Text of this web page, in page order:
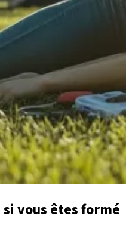
vous êtes formé